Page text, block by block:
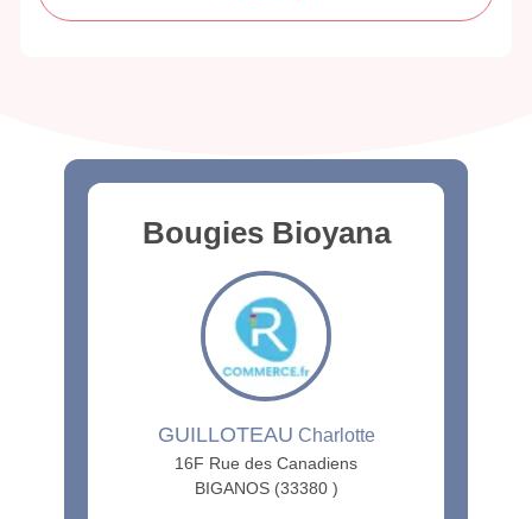
Bougies Bioyana
GUILLOTEAU Charlotte
16F Rue des Canadiens
BIGANOS (33380 )